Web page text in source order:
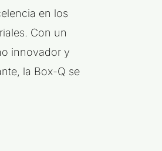
en los
Con un
innovador y
la Box-Q se